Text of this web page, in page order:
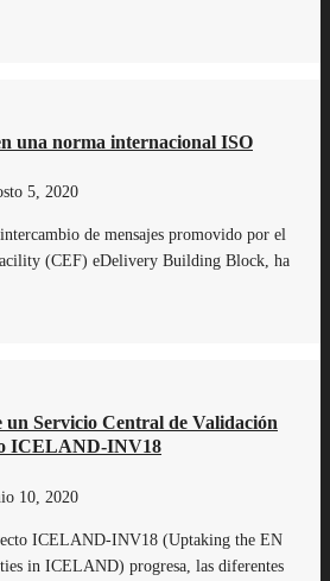
una norma internacional ISO
5, 2020
de mensajes promovido por el
(CEF) eDelivery Building Block, ha
un Servicio Central de Validación
ICELAND-INV18
10, 2020
ICELAND-INV18 (Uptaking the EN
in ICELAND) progresa, las diferentes